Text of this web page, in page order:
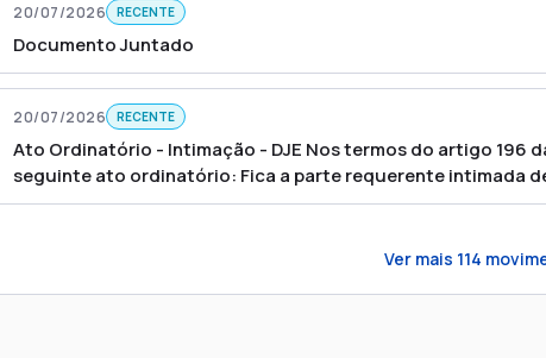
20/07/2026 RECENTE
Documento Juntado
20/07/2026 RECENTE
Ato Ordinatório - Intimação - DJE Nos termos do artigo 196
seguinte ato ordinatório: Fica a parte requerente intimada
expedido as folhas 320, pois a serventia tentou encaminhar
Ver mais 114